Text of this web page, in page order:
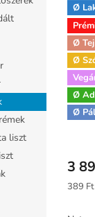
liszt
Ø
Ø Tej
Ø
Ø
Ø
3
389